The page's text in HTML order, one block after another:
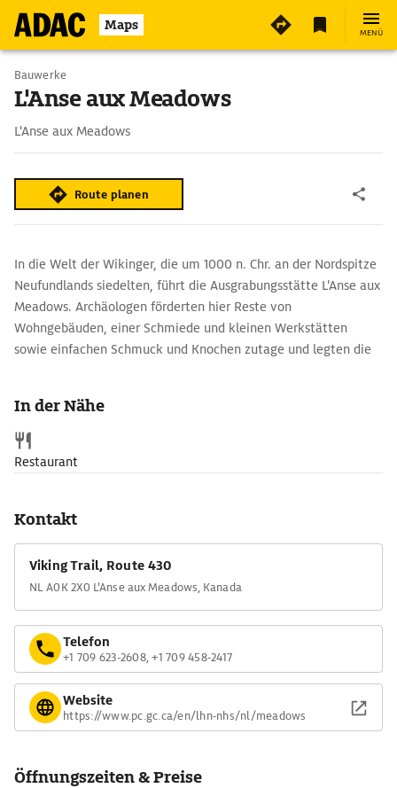
Maps MENÜ
Bauwerke
L'Anse aux Meadows
L'Anse aux Meadows
Route planen
In die Welt der Wikinger, die um 1000 n. Chr. an der Nordspitze
Neufundlands siedelten, führt die Ausgrabungsstätte L'Anse aux
Meadows. Archäologen förderten hier Reste von
Wohngebäuden, einer Schmiede und kleinen Werkstätten
sowie einfachen Schmuck und Knochen zutage und legten die
Schiffe sowie als Wikinger gekleidete Darsteller ein lebendiges
Bild des legendären ›Vinland‹, das Leif der Glückliche laut einer
isländischen Sage hier entdeckt haben soll.
In der Nähe
Restaurant
Kontakt
Viking Trail, Route 430
NL A0K 2X0 L'Anse aux Meadows, Kanada
Telefon
+1 709 623-2608, +1 709 458-2417
Website
https://www.pc.gc.ca/en/lhn-nhs/nl/meadows
Öffnungszeiten & Preise